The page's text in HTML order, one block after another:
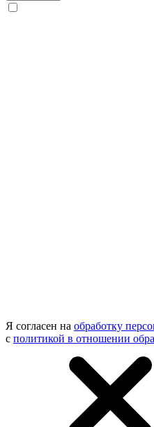
Я согласен на обработку
с политикой в отношении